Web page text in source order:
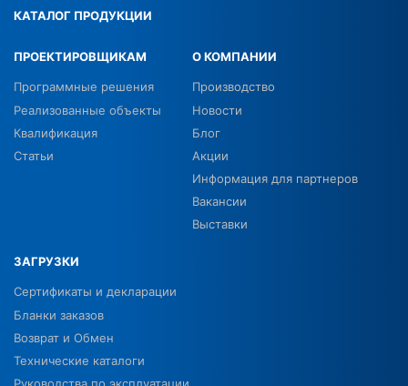
КАТАЛОГ ПРОДУКЦИИ
ПРОЕКТИРОВЩИКАМ
Программные решения
Реализованные объекты
Квалификация
Статьи
О КОМПАНИИ
Производство
Новости
Блог
Акции
Информация для партнеров
Вакансии
Выставки
ЗАГРУЗКИ
Сертификаты и декларации
Бланки заказов
Возврат и Обмен
Технические каталоги